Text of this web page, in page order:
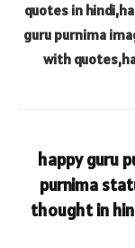
quotes in
guru purnima
with
happy guru
purnima
thought in